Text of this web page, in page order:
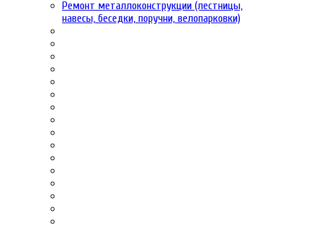
Ремонт металлоконструкции (лестницы,
навесы, беседки, поручни, велопарковки)